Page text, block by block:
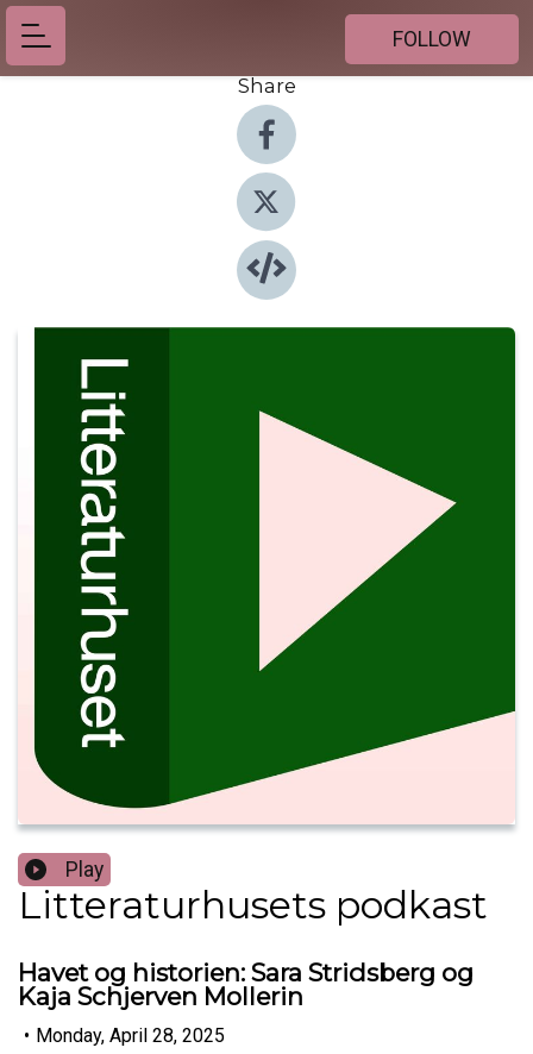
FOLLOW
Share
Play
Litteraturhusets podkast
Havet og historien: Sara Stridsberg og
Kaja Schjerven Mollerin
• Monday, April 28, 2025